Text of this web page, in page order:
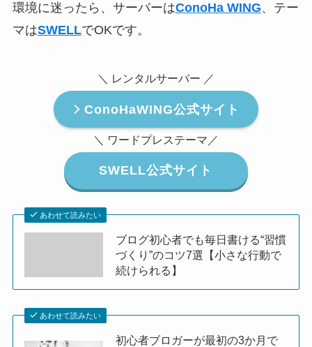
環境に迷ったら、サーバーはConoHa WING、テー
マはSWELLでOKです。
＼ レンタルサーバー ／
ConoHaWING公式サイト
＼ ワードプレステーマ／
SWELL公式サイト
あわせて読みたい
ブログ初心者でも毎日書ける“習慣
づくり”のコツ7選【小さな行動で
続けられる】
あわせて読みたい
初心者ブロガーが最初の3か月で